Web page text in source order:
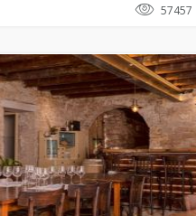
57457